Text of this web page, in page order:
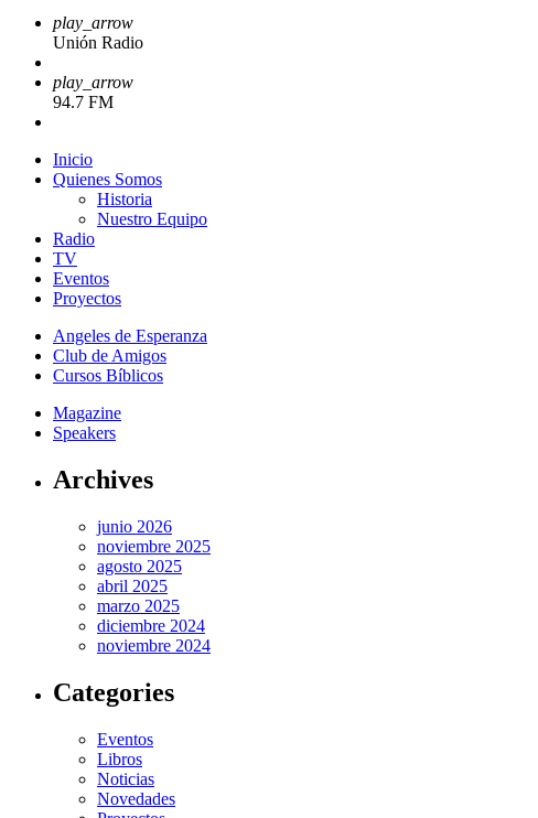
play_arrow
Unión Radio
play_arrow
94.7 FM
Inicio
Quienes Somos
Historia
Nuestro Equipo
Radio
TV
Eventos
Proyectos
Angeles de Esperanza
Club de Amigos
Cursos Bíblicos
Magazine
Speakers
Archives
junio 2026
noviembre 2025
agosto 2025
abril 2025
marzo 2025
diciembre 2024
noviembre 2024
Categories
Eventos
Libros
Noticias
Novedades